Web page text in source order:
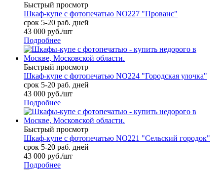
Быстрый просмотр
Шкаф-купе с фотопечатью NO227 "Прованс"
срок 5-20 раб. дней
43 000 руб./шт
Подробнее
Быстрый просмотр
Шкаф-купе с фотопечатью NO224 "Городская улочка"
срок 5-20 раб. дней
43 000 руб./шт
Подробнее
Быстрый просмотр
Шкаф-купе с фотопечатью NO221 "Сельский городок"
срок 5-20 раб. дней
43 000 руб./шт
Подробнее